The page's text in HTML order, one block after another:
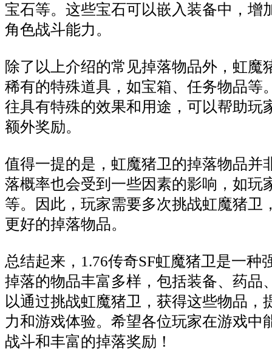
宝石等。这些宝石可以嵌入装备中，增
角色战斗能力。
除了以上介绍的常见掉落物品外，虹魔
稀有的特殊道具，如宝箱、任务物品等
往具有特殊的效果和用途，可以帮助玩
额外奖励。
值得一提的是，虹魔猪卫的掉落物品并
落概率也会受到一些因素的影响，如玩
等。因此，玩家需要多次挑战虹魔猪卫
更好的掉落物品。
总结起来，1.76传奇SF虹魔猪卫是一种
掉落的物品丰富多样，包括装备、药品
以通过挑战虹魔猪卫，获得这些物品，
力和游戏体验。希望各位玩家在游戏中
战斗和丰富的掉落奖励！